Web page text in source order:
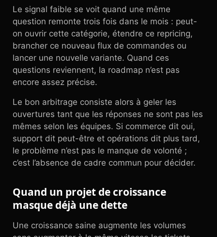
Le signal faible se voit quand une même
question remonte trois fois dans le mois : peut-
on ouvrir cette catégorie, étendre ce repricing,
brancher ce nouveau flux de commandes ou
lancer une nouvelle variante. Quand ces
questions reviennent, la roadmap n’est pas
encore assez précise.
Le bon arbitrage consiste alors à geler les
ouvertures tant que les réponses ne sont pas les
mêmes selon les équipes. Si commerce dit oui,
support dit peut-être et opérations dit plus tard,
le problème n’est pas le manque de volonté ;
c’est l’absence de cadre commun pour décider.
Quand un projet de croissance
masque déjà une dette
Une croissance saine augmente les volumes